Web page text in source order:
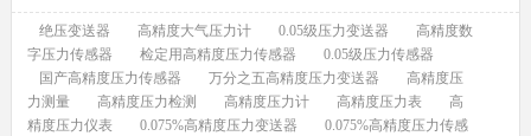
绝压变送器 高精度大气压力计 0.05级压力变送器
高精度数
字压力传感器
检定用高精度压力传感器
0.05级压力传感器
国产高精度压力传感器
万分之五高精度压力变送器
高精度压
力测量
高精度压力检测 高精度压力计 高精度压力表
高
精度压力仪表
0.075%高精度压力变送器
0.075%高精度压力传感